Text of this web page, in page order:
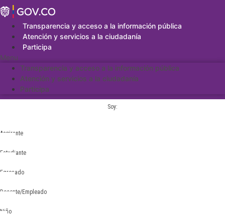
Saltar
al
contenidoTransparencia y acceso a la información pública
Atención y servicios a la ciudadanía
Participa
Menu
Transparencia y acceso a la información pública
Atención y servicios a la ciudadanía
Participa
Soy:
Aspirante
Estudiante
Egresado
Docente/Empleado
Niño